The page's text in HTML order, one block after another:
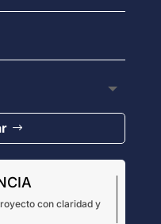
con claridad y